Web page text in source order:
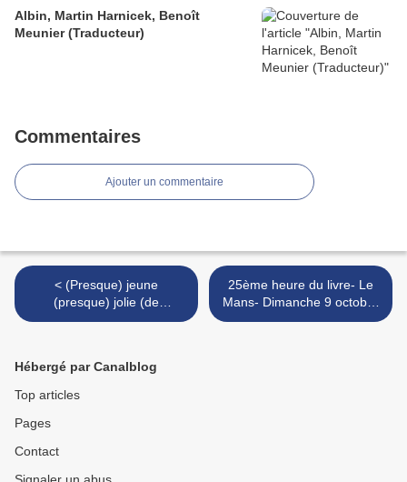
Albin, Martin Harnicek, Benoît
Meunier (Traducteur)
Commentaires
Ajouter un commentaire
< (Presque) jeune
(presque) jolie (de
nouveau) célibataire-
25ème heure du livre- Le
Mans- Dimanche 9 octobre
2016 >
Hébergé par Canalblog
Top articles
Pages
Contact